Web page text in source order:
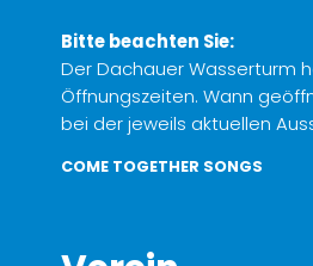
Bitte beachten Sie:
Der Dachauer Wasserturm
Öffnungszeiten. Wann
bei der jeweils aktuellen
COME TOGETHER SONGS